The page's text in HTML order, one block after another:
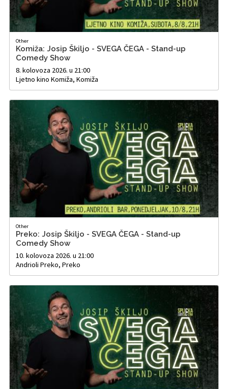
Other
Komiža: Josip Škiljo - SVEGA ČEGA - Stand-up
Comedy Show
8. kolovoza 2026. u 21:00
Ljetno kino Komiža, Komiža
Other
Preko: Josip Škiljo - SVEGA ČEGA - Stand-up
Comedy Show
10. kolovoza 2026. u 21:00
Andrioli Preko, Preko